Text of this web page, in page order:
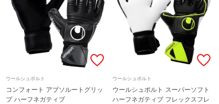
ウールシュポルト
コンフォート アブソルートグリッ
プ ハーフネガティブ
ウールシュポルト
ウールシュポルト スーパーソフト
ハーフネガティブ フレックスフレ